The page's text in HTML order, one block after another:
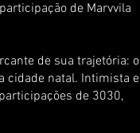
de Marvvila
de sua trajetória: o
cidade natal. Intimista e
de 3030,